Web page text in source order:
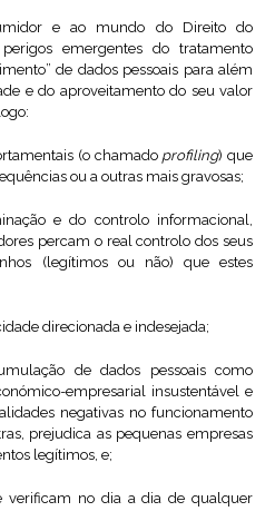
e ao mundo do Direito do
emergentes do tratamento
de dados pessoais para além
e do aproveitamento do seu valor
(o chamado profiling) que
ou a outras mais gravosas;
e do controlo informacional,
percam o real controlo dos seus
(legítimos ou não) que estes
direcionada e indesejada;
de dados pessoais como
empresarial insustentável e
negativas no funcionamento
prejudica as pequenas empresas
legítimos, e;
verificam no dia a dia de qualquer